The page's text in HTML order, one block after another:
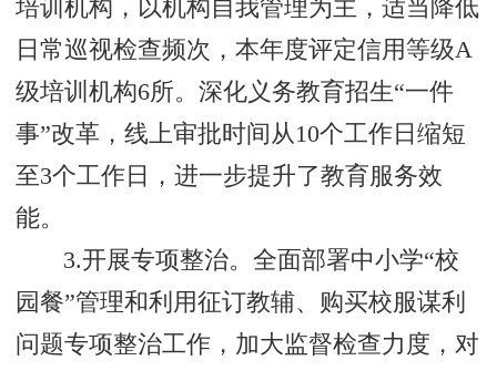
培训机构，以机构自我管理为主，适当降低
日常巡视检查频次，本年度评定信用等级A
级培训机构6所。深化义务教育招生“一件
事”改革，线上审批时间从10个工作日缩短
至3个工作日，进一步提升了教育服务效
能。
3.开展专项整治。全面部署中小学“校
园餐”管理和利用征订教辅、购买校服谋利
问题专项整治工作，加大监督检查力度，对